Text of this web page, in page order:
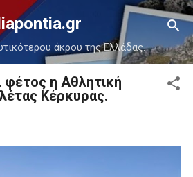
στο κύριο περιεχόμενο
άκρου της Ελλάδας.
φέτος η Αθλητική
Κέρκυρας.